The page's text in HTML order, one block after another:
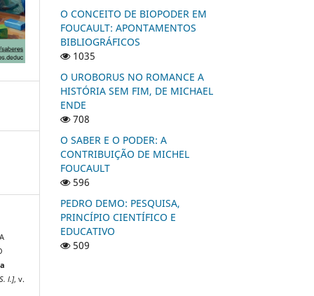
l.], v.
O CONCEITO DE BIOPODER EM
FOUCAULT: APONTAMENTOS
BIBLIOGRÁFICOS
1035
O UROBORUS NO ROMANCE A
HISTÓRIA SEM FIM, DE MICHAEL
ENDE
708
O SABER E O PODER: A
CONTRIBUIÇÃO DE MICHEL
FOUCAULT
596
PEDRO DEMO: PESQUISA,
PRINCÍPIO CIENTÍFICO E
EDUCATIVO
509